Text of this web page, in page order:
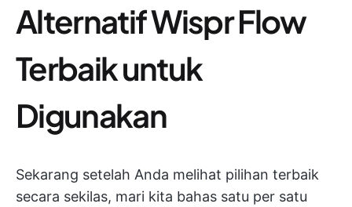
Alternatif Wispr Flow
Terbaik untuk
Digunakan
Sekarang setelah Anda melihat pilihan terbaik
secara sekilas, mari kita bahas satu per satu